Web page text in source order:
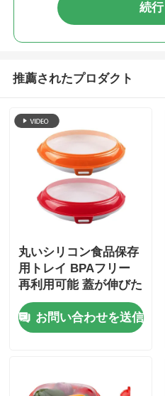
続行
推薦されたプロダクト
丸いシリコン食品保存
用トレイ BPAフリー
再利用可能 蓋が伸びた
お問い合わせを送信